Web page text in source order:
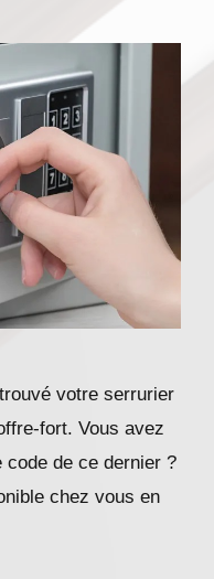
votre serrurier
fort. Vous avez
de ce dernier ?
chez vous en